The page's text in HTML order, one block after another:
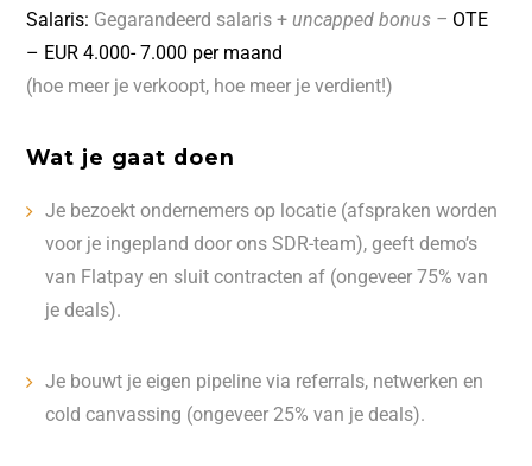
Salaris: Gegarandeerd salaris +uncapped bonus – OTE
– EUR 4.000- 7.000 per maand
(hoe meer je verkoopt, hoe meer je verdient!)
Wat je gaat doen
Je bezoekt ondernemers op locatie (afspraken worden
voor je ingepland door ons SDR-team), geeft demo’s
van Flatpay en sluit contracten af (ongeveer 75% van
je deals).
Je bouwt je eigen pipeline via referrals, netwerken en
cold canvassing (ongeveer 25% van je deals).